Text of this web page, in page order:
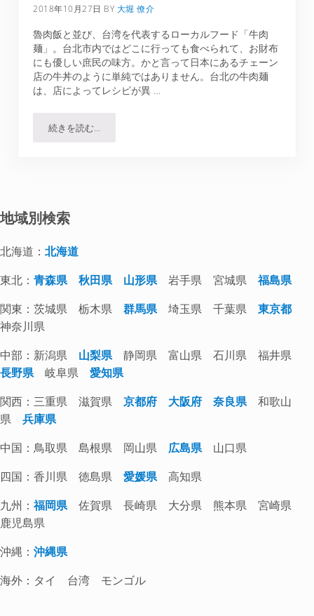
2018年10月27日 BY 大堀 僚介
魯肉飯と並び、台湾を代表するローカルフード「牛肉
麺」。台北市内ではどこに行っても食べられて、お財布
にも優しい庶民の味方。かと言って日本にあるチェーン
店の牛丼のように単純ではありません。台北の牛肉麺
は、店によってレシピが異 …
続きを読む…品川蘭｜1人旅の女性も大丈夫！上品な味のおすすめ牛肉
地域別検索
北海道：北海道
東北：青森県 秋田県 山形県岩手県 宮城県福島県
関東：茨城県 栃木県群馬県埼玉県 千葉県東京都
神奈川県
中部：新潟県 山梨県静岡県 富山県 石川県 福井県
長野県岐阜県愛知県
関西：三重県 滋賀県京都府 大阪府 奈良県和歌山
県兵庫県
中国：鳥取県 島根県 岡山県 広島県山口県
四国：香川県 徳島県愛媛県高知県
九州：福岡県佐賀県 長崎県 大分県 熊本県 宮崎県
鹿児島県
沖縄：沖縄県
海外：タイ 台湾 モンゴル